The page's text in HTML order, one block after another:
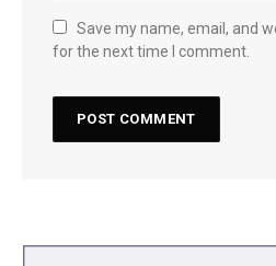
Save my name, email, and
for the next time I comment.